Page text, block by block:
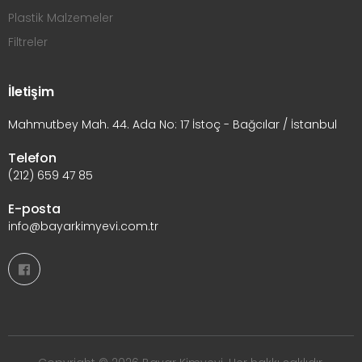
Plastik Malzemeler
Filtreler
İletişim
Mahmutbey Mah. 44. Ada No: 17 İstoç - Bağcılar / İstanbul
Telefon
(212) 659 47 85
E-posta
info@bayarkimyevi.com.tr